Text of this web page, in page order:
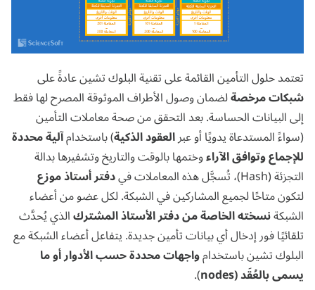
تعتمد حلول التأمين القائمة على تقنية البلوك تشين عادةً على
شبكات مرخصةلضمان وصول الأطراف الموثوقة المصرح لها فقط
إلى البيانات الحساسة.بعد التحقق من صحة معاملات التأمين
(سواءً المستدعاة يدويًا أو عبرالعقود الذكية) باستخدامآلية محددة
للإجماع وتوافق الآراءوختمها بالوقت والتاريخ وتشفيرها بدالة
التجزئة (Hash)، تُسجَّل هذه المعاملات في
دفتر أستاذ موزع
لتكون متاحًا لجميع المشاركين في الشبكة. لكل عضو من أعضاء
الشبكةنسخته الخاصة من دفتر الأستاذ المشتركالذي يُحدَّث
تلقائيًا فور إدخال أي بيانات تأمين جديدة. يتفاعل أعضاء الشبكة مع
البلوك تشين باستخدامواجهات محددة حسب الأدوار أو ما
يسمى بالعُقَد (nodes
).